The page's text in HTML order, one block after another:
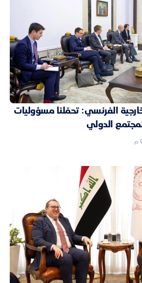
الفرنسي: تحمّلنا مسؤوليات
الدولي